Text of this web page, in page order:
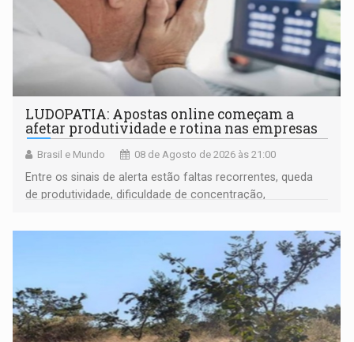
LUDOPATIA: Apostas online começam a
afetar produtividade e rotina nas empresas
Brasil e Mundo 08 de Agosto de 2026 às 21:00
Entre os sinais de alerta estão faltas recorrentes, queda
de produtividade, dificuldade de concentração,